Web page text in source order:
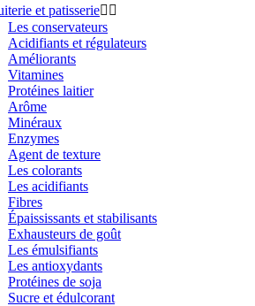
et patisserie 
Les conservateurs
Acidifiants et régulateurs
Améliorants
Vitamines
Protéines laitier
Arôme
Minéraux
Enzymes
Agent de texture
Les colorants
Les acidifiants
Fibres
Épaississants et stabilisants
Exhausteurs de goût
Les émulsifiants
Les antioxydants
Protéines de soja
Sucre et édulcorant